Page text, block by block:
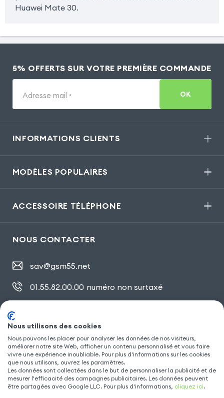
Huawei Mate 30.
5% OFFERTS SUR VOTRE PREMIÈRE COMMANDE
Adresse mail * OK
INFORMATIONS CLIENTS
MODÈLES POPULAIRES
ACCESSOIRE TÉLÉPHONE
NOUS CONTACTER
sav@gsm55.net
01.55.82.00.00 numéro non surtaxé
SUIVEZ NOUS
Nous utilisons des cookies
Nous pouvons les placer pour analyser les données de nos visiteurs,
améliorer notre site Web, afficher un contenu personnalisé et vous faire
vivre une expérience inoubliable. Pour plus d'informations sur les cookies
que nous utilisons, ouvrez les paramètres.
Les données sont collectées dans le but de personnaliser la publicité et de
mesurer l'efficacité des campagnes publicitaires. Les données peuvent
être partagées avec Google LLC. Pour plus d'informations, cliquez ici.